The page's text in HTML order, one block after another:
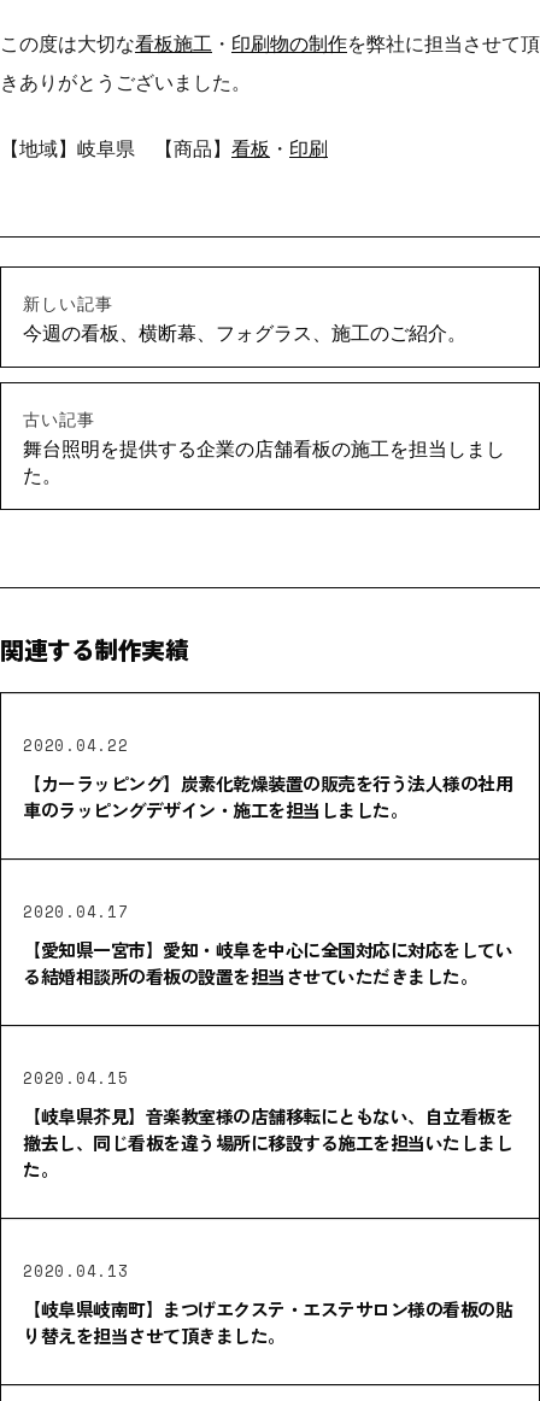
この度は大切な看板施工 ・ 印刷物の制作を弊社に担当させて頂
きありがとうございました。
【地域】岐阜県 【商品】 看板 ・ 印刷
新しい記事
今週の看板、横断幕、フォグラス、施工のご紹介。
古い記事
舞台照明を提供する企業の店舗看板の施工を担当しまし
た。
関連する制作実績
2020.04.22
【カーラッピング】炭素化乾燥装置の販売を行う法人様の社用
車のラッピングデザイン・施工を担当しました。
2020.04.17
【愛知県一宮市】愛知・岐阜を中心に全国対応に対応をしてい
る結婚相談所の看板の設置を担当させていただきました。
2020.04.15
【岐阜県芥見】音楽教室様の店舗移転にともない、自立看板を
撤去し、同じ看板を違う場所に移設する施工を担当いたしまし
た。
2020.04.13
【岐阜県岐南町】まつげエクステ・エステサロン様の看板の貼
り替えを担当させて頂きました。